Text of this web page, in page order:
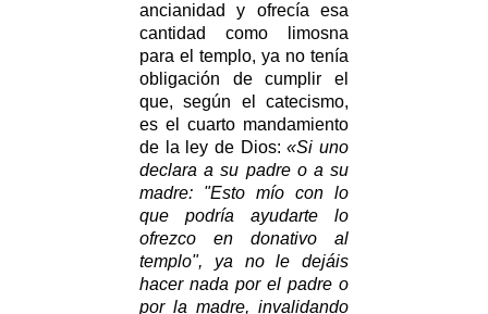
ancianidad y ofrecía esa
cantidad como limosna
para el templo, ya no tenía
obligación de cumplir el
que, según el catecismo,
es el cuarto mandamiento
de la ley de Dios:«Si uno
declara a su padre o a su
madre: "Esto mío con lo
que podría ayudarte lo
ofrezco en donativo al
templo", ya no le dejáis
hacer nada por el padre o
por la madre, invalidando